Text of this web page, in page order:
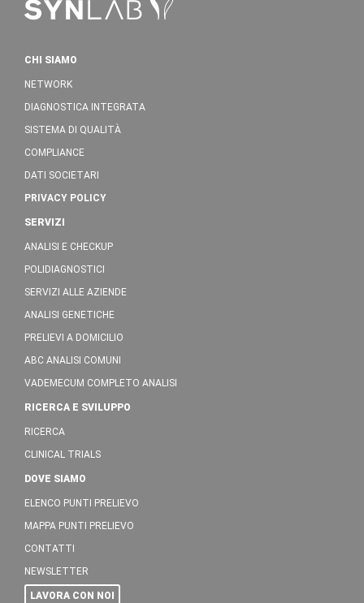
CHI SIAMO
NETWORK
DIAGNOSTICA INTEGRATA
SISTEMA DI QUALITÀ
COMPLIANCE
DATI SOCIETARI
PRIVACY POLICY
SERVIZI
ANALISI E CHECKUP
POLIDIAGNOSTICI
SERVIZI ALLE AZIENDE
ANALISI GENETICHE
PRELIEVI A DOMICILIO
ABC ANALISI COMUNI
VADEMECUM COMPLETO ANALISI
RICERCA E SVILUPPO
RICERCA
CLINICAL TRIALS
DOVE SIAMO
ELENCO PUNTI PRELIEVO
MAPPA PUNTI PRELIEVO
CONTATTI
NEWSLETTER
LAVORA CON NOI